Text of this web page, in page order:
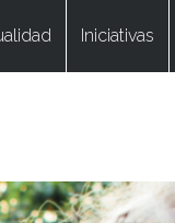
Iniciativas